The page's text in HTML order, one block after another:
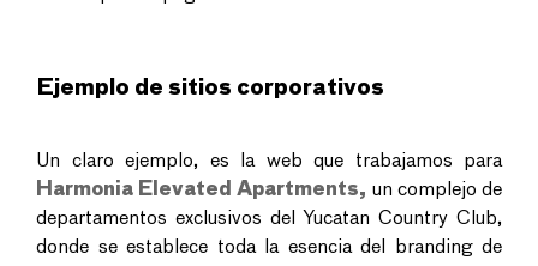
Ejemplo de sitios corporativos
Un claro ejemplo, es la web que trabajamos para
Harmonia Elevated Apartments, un complejo de
departamentos exclusivos del Yucatan Country Club,
donde se establece toda la esencia del branding de